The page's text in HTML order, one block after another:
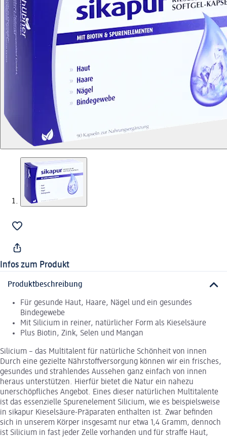
Infos zum Produkt
Produktbeschreibung
Für gesunde Haut, Haare, Nägel und ein gesundes
Bindegewebe
Mit Silicium in reiner, natürlicher Form als Kieselsäure
Plus Biotin, Zink, Selen und Mangan
Silicium – das Multitalent für natürliche Schönheit von innen
Durch eine gezielte Nährstoffversorgung können wir ein frisches,
gesundes und strahlendes Aussehen ganz einfach von innen
heraus unterstützen. Hierfür bietet die Natur ein nahezu
unerschöpfliches Angebot. Eines dieser natürlichen Multitalente
ist das essenzielle Spurenelement Silicium, wie es beispielsweise
in sikapur Kieselsäure-Präparaten enthalten ist. Zwar befinden
sich in unserem Körper insgesamt nur etwa 1,4 Gramm, dennoch
ist Silicium in fast jeder Zelle vorhanden und für straffe Haut,